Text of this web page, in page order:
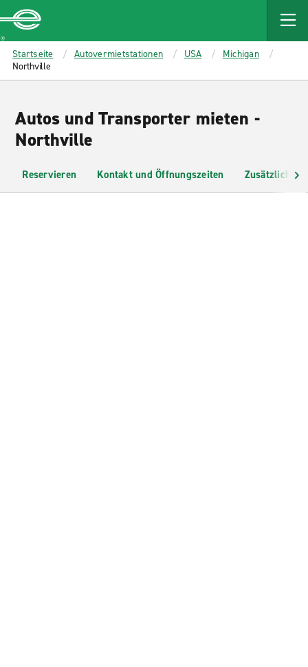
MAIN
CONTENT
Enterprise
Startseite Autovermietstationen USA
Michigan
Northville
Autos und Transporter mieten -
Northville
Reservieren Kontakt und Öffnungszeiten Zusätzliche